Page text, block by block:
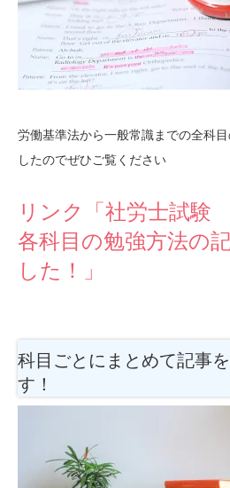
労働基準法から一般常識までの全科
したのでぜひご覧ください
リンク「社労士試
各科目の勉強方法の
した！」
科目ごとにまとめて記事
す！